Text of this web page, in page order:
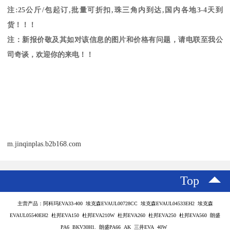
注 :25公斤/包起订,批量可折扣, 珠三角内到达, 国内各地3-4天到
货！！！
注：新报价敬及其如对该信息的图片和价格有问题，请电联至我公
司奇谈，欢迎你的来电！！
m.jinqinplas.b2b168.com
Top
主营产品：阿科玛EVA33-400 埃克森EVAUL00728CC 埃克森EVAUL04533EH2 埃克森
EVAUL05540EH2 杜邦EVA150 杜邦EVA210W 杜邦EVA260 杜邦EVA250 杜邦EVA560 朗盛
PA6 BKV30H1. 朗盛PA66 AK 三井EVA 40W